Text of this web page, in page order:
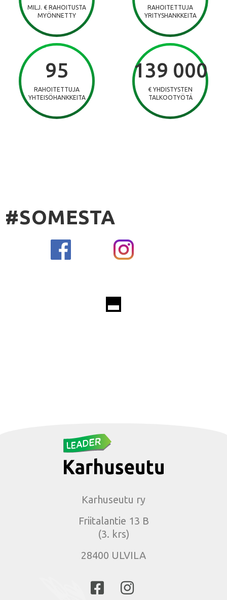
MILJ. € RAHOITUSTA
MYÖNNETTY
RAHOITETTUJA
YRITYSHANKKEITA
95
RAHOITETTUJA
YHTEISÖHANKKEITA
139 000
€ YHDISTYSTEN
TALKOOTYÖTÄ
#SOMESTA
Karhuseutu ry
Friitalantie 13 B
(3. krs)
28400 ULVILA